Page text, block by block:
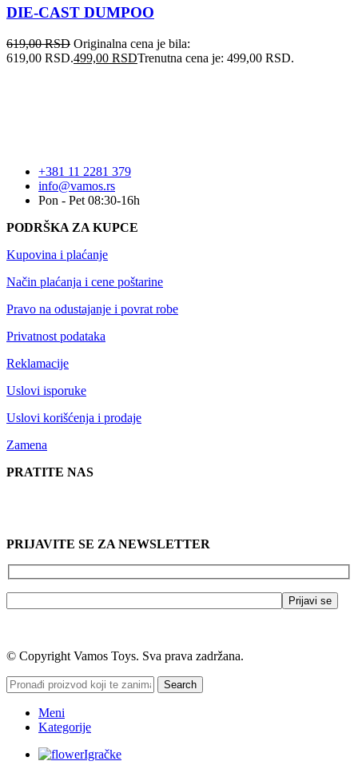
DIE-CAST DUMPOO
619,00RSD Originalna cena je bila:
619,00 RSD.499,00 RSDTrenutna cena je: 499,00 RSD.
+381 11 2281 379
info@vamos.rs
Pon - Pet 08:30-16h
PODRŠKA ZA KUPCE
Kupovina i plaćanje
Način plaćanja i cene poštarine
Pravo na odustajanje i povrat robe
Privatnost podataka
Reklamacije
Uslovi isporuke
Uslovi korišćenja i prodaje
Zamena
PRATITE NAS
PRIJAVITE SE ZA NEWSLETTER
© Copyright Vamos Toys. Sva prava zadržana.
Search
Meni
Kategorije
Igračke